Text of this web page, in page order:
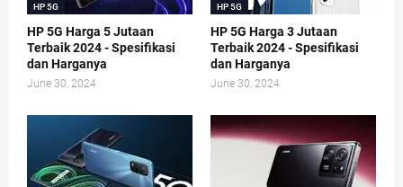
HP 5G
HP 5G Harga 5 Jutaan
Terbaik 2024 - Spesifikasi
dan Harganya
June 30, 2024
HP 5G
HP 5G Harga 3 Jutaan
Terbaik 2024 - Spesifikasi
dan Harganya
June 30, 2024